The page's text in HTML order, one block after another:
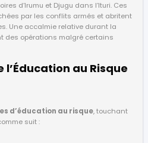
d’Irumu et Djugu dans l’Ituri. Ces
par les conflits armés et abritent
Une accalmie relative durant la
des opérations malgré certains
au Risque
d’éducation au risque, touchant
suit :